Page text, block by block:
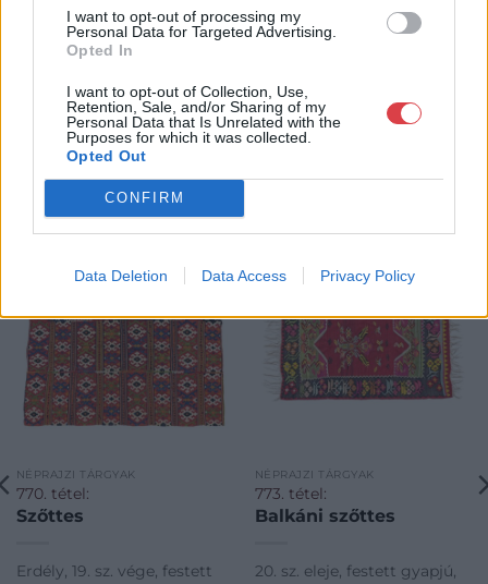
I want to opt-out of processing my
Personal Data for Targeted Advertising.
Opted In
I want to opt-out of Collection, Use,
Retention, Sale, and/or Sharing of my
Personal Data that Is Unrelated with the
Purposes for which it was collected.
Opted Out
CONFIRM
Data Deletion Data Access Privacy Policy
GALÉRIA TOVÁBBI MŰTÁRGYAI
KAPCSOLÓDÓ MŰTÁRGYAK
NÉPRAJZI TÁRGYAK
770. tétel:
Szőttes
Erdély, 19. sz. vége, festett
NÉPRAJZI TÁRGYAK
773. tétel:
Balkáni szőttes
20. sz. eleje, festett gyapjú,